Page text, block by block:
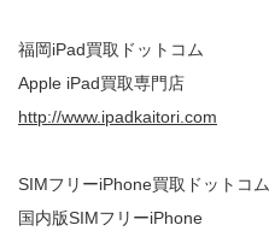
福岡iPad買取ドットコム
Apple iPad買取専門店
http://www.ipadkaitori.com
SIMフリーiPhone買取ドットコム
国内版SIMフリーiPhone